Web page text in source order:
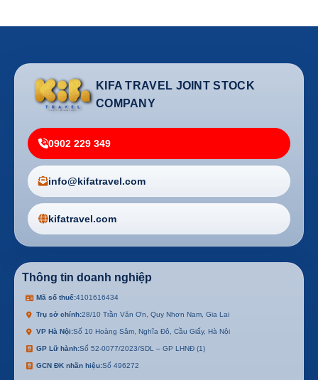
KIFA TRAVEL JOINT STOCK
COMPANY
0902 229 349
info@kifatravel.com
kifatravel.com
Thông tin doanh nghiệp
Mã số thuế:4101616434
Trụ sở chính:28/10 Trần Văn Ơn, Quy Nhơn Nam, Gia Lai
VP Hà Nội:Số 10 Hoàng Sâm, Nghĩa Đô, Cầu Giấy, Hà Nội
GP Lữ hành:Số 52-0077/2023/SDL – GP LHNĐ (1)
GCN ĐK nhãn hiệu:Số 496272